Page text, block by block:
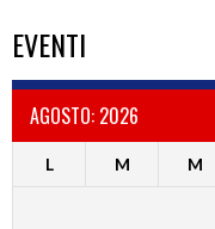
EVENTI
AGOSTO: 2026
L M M